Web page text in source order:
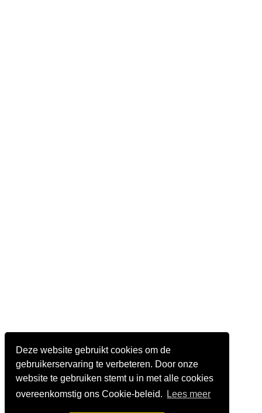
Deze website gebruikt cookies om de
gebruikerservaring te verbeteren. Door onze
website te gebruiken stemt u in met alle cookies
overeenkomstig ons Cookie-beleid.
Lees meer